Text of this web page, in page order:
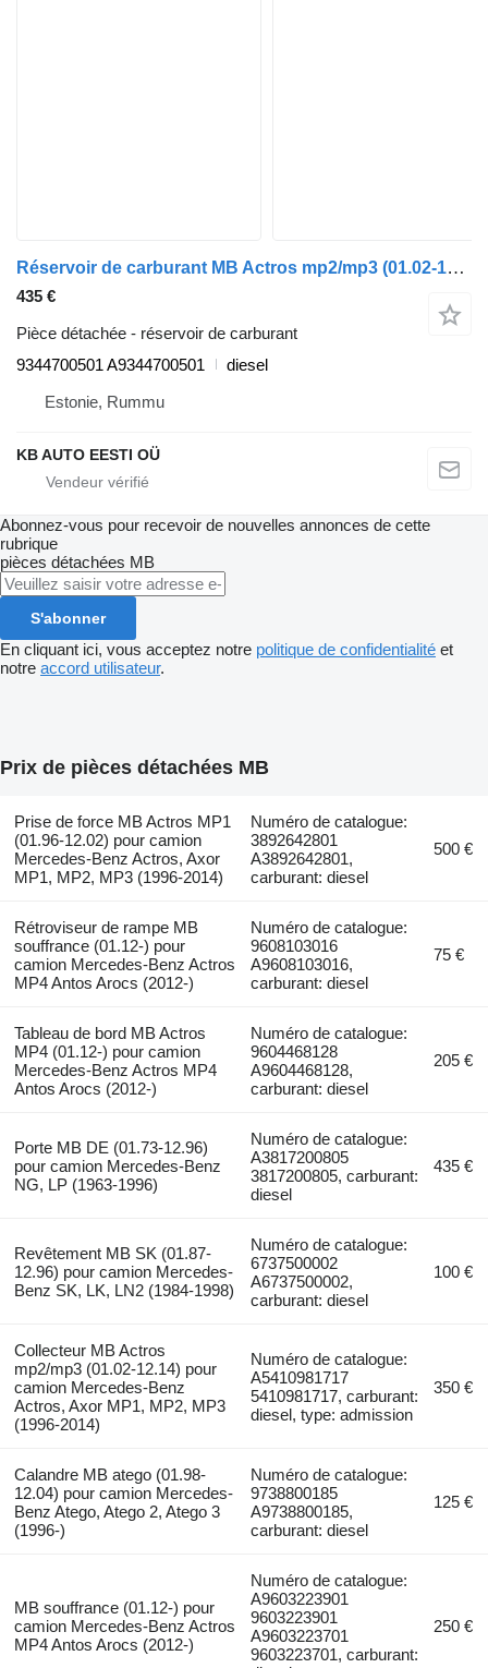
Réservoir de carburant MB Actros mp2/mp3 (01.02-12.14) 9344700501 pour camion Mercedes-Benz Actros, Axor MP1, MP2, MP3 (1996-2014)
435 €
Pièce détachée - réservoir de carburant
9344700501 A9344700501
diesel
Estonie, Rummu
KB AUTO EESTI OÜ
Abonnez-vous pour recevoir de nouvelles annonces de cette
rubrique
pièces détachées MB
S'abonner
En cliquant ici, vous acceptez notre politique de confidentialité et
notre accord utilisateur.
Prix de pièces détachées MB
Prise de force MB Actros MP1
(01.96-12.02) pour camion
Mercedes-Benz Actros, Axor
MP1, MP2, MP3 (1996-2014)
Numéro de catalogue:
3892642801
A3892642801,
carburant: diesel
500 €
Rétroviseur de rampe MB
souffrance (01.12-) pour
camion Mercedes-Benz Actros
MP4 Antos Arocs (2012-)
Numéro de catalogue:
9608103016
A9608103016,
carburant: diesel
75 €
Tableau de bord MB Actros
MP4 (01.12-) pour camion
Mercedes-Benz Actros MP4
Antos Arocs (2012-)
Numéro de catalogue:
9604468128
A9604468128,
carburant: diesel
205 €
Porte MB DE (01.73-12.96)
pour camion Mercedes-Benz
NG, LP (1963-1996)
Numéro de catalogue:
A3817200805
3817200805, carburant:
diesel
435 €
Revêtement MB SK (01.87-
12.96) pour camion Mercedes-
Benz SK, LK, LN2 (1984-1998)
Numéro de catalogue:
6737500002
A6737500002,
carburant: diesel
100 €
Collecteur MB Actros
mp2/mp3 (01.02-12.14) pour
camion Mercedes-Benz
Actros, Axor MP1, MP2, MP3
(1996-2014)
Numéro de catalogue:
A5410981717
5410981717, carburant:
diesel, type: admission
350 €
Calandre MB atego (01.98-
12.04) pour camion Mercedes-
Benz Atego, Atego 2, Atego 3
(1996-)
Numéro de catalogue:
9738800185
A9738800185,
carburant: diesel
125 €
MB souffrance (01.12-) pour
camion Mercedes-Benz Actros
MP4 Antos Arocs (2012-)
Numéro de catalogue:
A9603223901
9603223901
A9603223701
9603223701, carburant:
250 €